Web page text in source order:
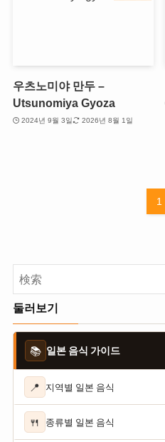
우츠노미야 만두 –
Utsunomiya Gyoza
2024년 9월 3일 2026년 8월 1일
1
둘러보기
📚 일본 음식 가이드
📍 지역별 일본 음식
🍴 종류별 일본 음식